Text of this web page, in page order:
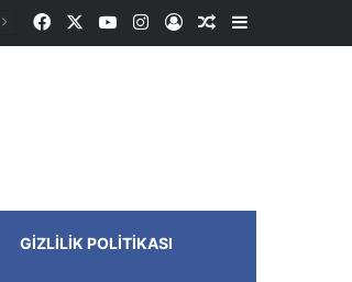
FacebookYouTubeInstagram
Kayıt OlRastgele Makale
Kenar
GIZLILIK POLITIKASI